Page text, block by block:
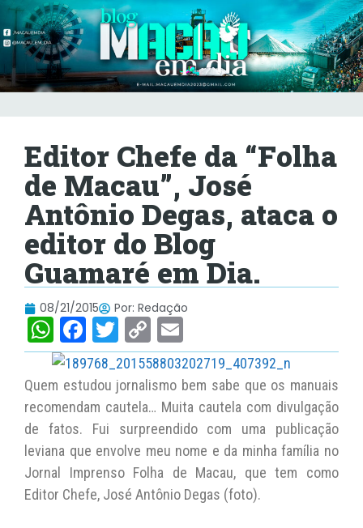
Editor Chefe da “Folha
de Macau”, José
Antônio Degas, ataca o
editor do Blog
Guamaré em Dia.
08/21/2015 Por: Redação
W
h
at
s
A
p
p
F
a
c
e
b
o
o
k
T
w
itt
er
C
o
p
y
Li
n
k
m
ai
l
Quem estudou jornalismo bem sabe que os manuais
recomendam cautela… Muita cautela com divulgação
de fatos. Fui surpreendido com uma publicação
leviana que envolve meu nome e da minha família no
Jornal Imprenso Folha de Macau, que tem como
Editor Chefe, José Antônio Degas (foto).